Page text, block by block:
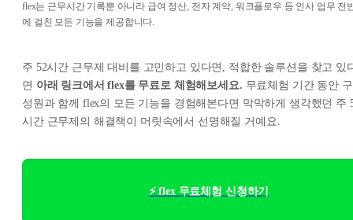
flex는 근무시간 기록뿐 아니라 급여 정산, 전자 계약, 워크플로우 등 인사 업무 전
에 걸친 모든 기능을 제공합니다.
주 52시간 근무제 대비를 고민하고 있다면, 적합한 솔루션을 찾고 있
면 아래 링크에서 flex를 무료로 체험해보세요. 무료체험 기간 동안 구
성원과 함께 flex의 모든 기능을 경험해본다면 막막하게 생각했던 주
시간 근무제의 해결책이 머릿속에서 선명해질 거예요.
⚡ flex 무료체험 신청하기